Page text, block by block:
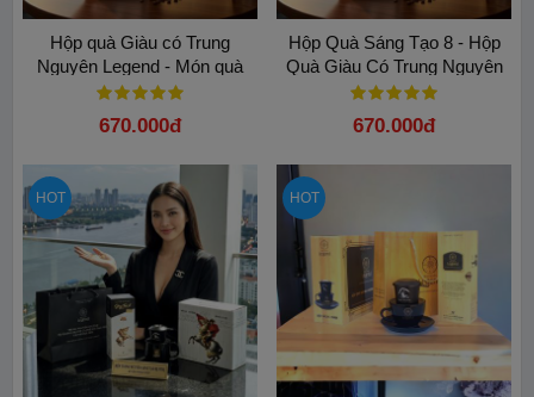
Hộp quà Giàu có Trung
Nguyên Legend - Món quà
Tỉnh Thức đầy ý nghĩa
670.000đ
Hộp Quà Sáng Tạo 8 - Hộp
Quà Giàu Có Trung Nguyên
670.000đ
HOT HOT